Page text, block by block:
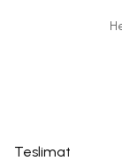
Teslimat